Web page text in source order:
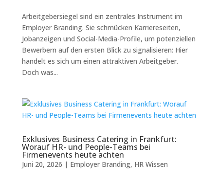
Arbeitgebersiegel sind ein zentrales Instrument im
Employer Branding. Sie schmücken Karriereseiten,
Jobanzeigen und Social-Media-Profile, um potenziellen
Bewerbern auf den ersten Blick zu signalisieren: Hier
handelt es sich um einen attraktiven Arbeitgeber.
Doch was...
Exklusives Business Catering in Frankfurt:
Worauf HR- und People-Teams bei
Firmenevents heute achten
Juni 20, 2026 | Employer Branding, HR Wissen